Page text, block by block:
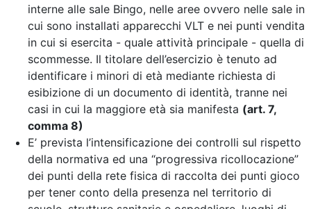
interne alle sale Bingo, nelle aree ovvero nelle sale in
cui sono installati apparecchi VLT e nei punti vendita
in cui si esercita - quale attività principale - quella di
scommesse. Il titolare dell’esercizio è tenuto ad
identificare i minori di età mediante richiesta di
esibizione di un documento di identità, tranne nei
casi in cui la maggiore età sia manifesta (art. 7,
comma 8)
E’ prevista l’intensificazione dei controlli sul rispetto
della normativa ed una “progressiva ricollocazione”
dei punti della rete fisica di raccolta dei punti gioco
per tener conto della presenza nel territorio di